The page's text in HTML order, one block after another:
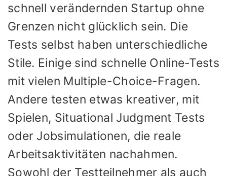
schnell verändernden Startup ohne
Grenzen nicht glücklich sein. Die
Tests selbst haben unterschiedliche
Stile. Einige sind schnelle Online-Tests
mit vielen Multiple-Choice-Fragen.
Andere testen etwas kreativer, mit
Spielen, Situational Judgment Tests
oder Jobsimulationen, die reale
Arbeitsaktivitäten nachahmen.
Sowohl der Testteilnehmer als auch